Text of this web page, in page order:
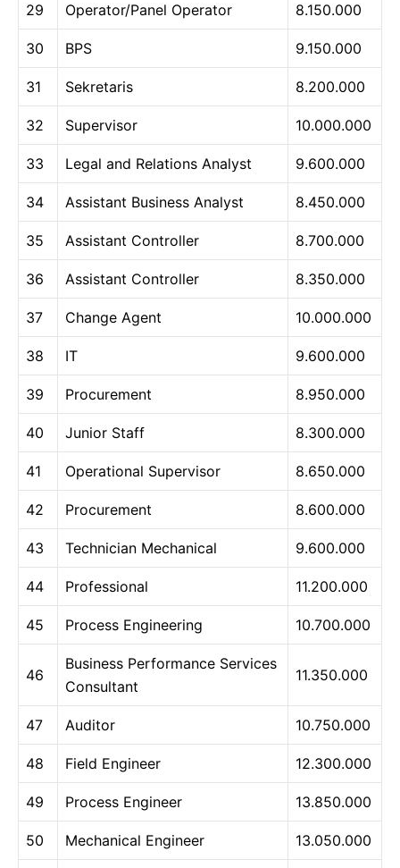
29 Operator/Panel Operator 8.150.000
30 BPS 9.150.000
31 Sekretaris 8.200.000
32 Supervisor 10.000.000
33 Legal and Relations Analyst 9.600.000
34 Assistant Business Analyst 8.450.000
35 Assistant Controller 8.700.000
36 Assistant Controller 8.350.000
37 Change Agent 10.000.000
38 IT 9.600.000
39 Procurement 8.950.000
40 Junior Staff 8.300.000
41 Operational Supervisor 8.650.000
42 Procurement 8.600.000
43 Technician Mechanical 9.600.000
44 Professional 11.200.000
45 Process Engineering 10.700.000
46
Business Performance Services
Consultant
11.350.000
47 Auditor 10.750.000
48 Field Engineer 12.300.000
49 Process Engineer 13.850.000
50 Mechanical Engineer 13.050.000